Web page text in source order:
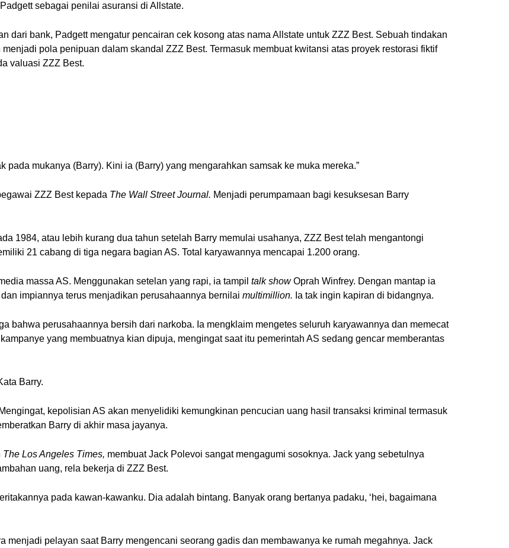
sebagai penilai asuransi di Allstate.
dari bank, Padgett mengatur pencairan cek kosong atas nama Allstate untuk ZZZ Best. Sebuah tindakan
pola penipuan dalam skandal ZZZ Best. Termasuk membuat kwitansi atas proyek restorasi fiktif
valuasi ZZZ Best.
pada mukanya (Barry). Kini ia (Barry) yang mengarahkan samsak ke muka mereka.”
ZZZ Best kepada The Wall Street Journal. Menjadi perumpamaan bagi kesuksesan Barry
1984, atau lebih kurang dua tahun setelah Barry memulai usahanya, ZZZ Best telah mengantongi
21 cabang di tiga negara bagian AS. Total karyawannya mencapai 1.200 orang.
massa AS. Menggunakan setelan yang rapi, ia tampil talk showOprah Winfrey. Dengan mantap ia
impiannya terus menjadikan perusahaannya bernilai multimillion. Ia tak ingin kapiran di bidangnya.
bahwa perusahaannya bersih dari narkoba. Ia mengklaim mengetes seluruh karyawannya dan memecat
yang membuatnya kian dipuja, mengingat saat itu pemerintah AS sedang gencar memberantas
Barry.
kepolisian AS akan menyelidiki kemungkinan pencucian uang hasil transaksi kriminal termasuk
Barry di akhir masa jayanya.
The Los Angeles Times, membuat Jack Polevoi sangat mengagumi sosoknya. Jack yang sebetulnya
uang, rela bekerja di ZZZ Best.
pada kawan-kawanku. Dia adalah bintang. Banyak orang bertanya padaku, ‘hei, bagaimana
menjadi pelayan saat Barry mengencani seorang gadis dan membawanya ke rumah megahnya. Jack